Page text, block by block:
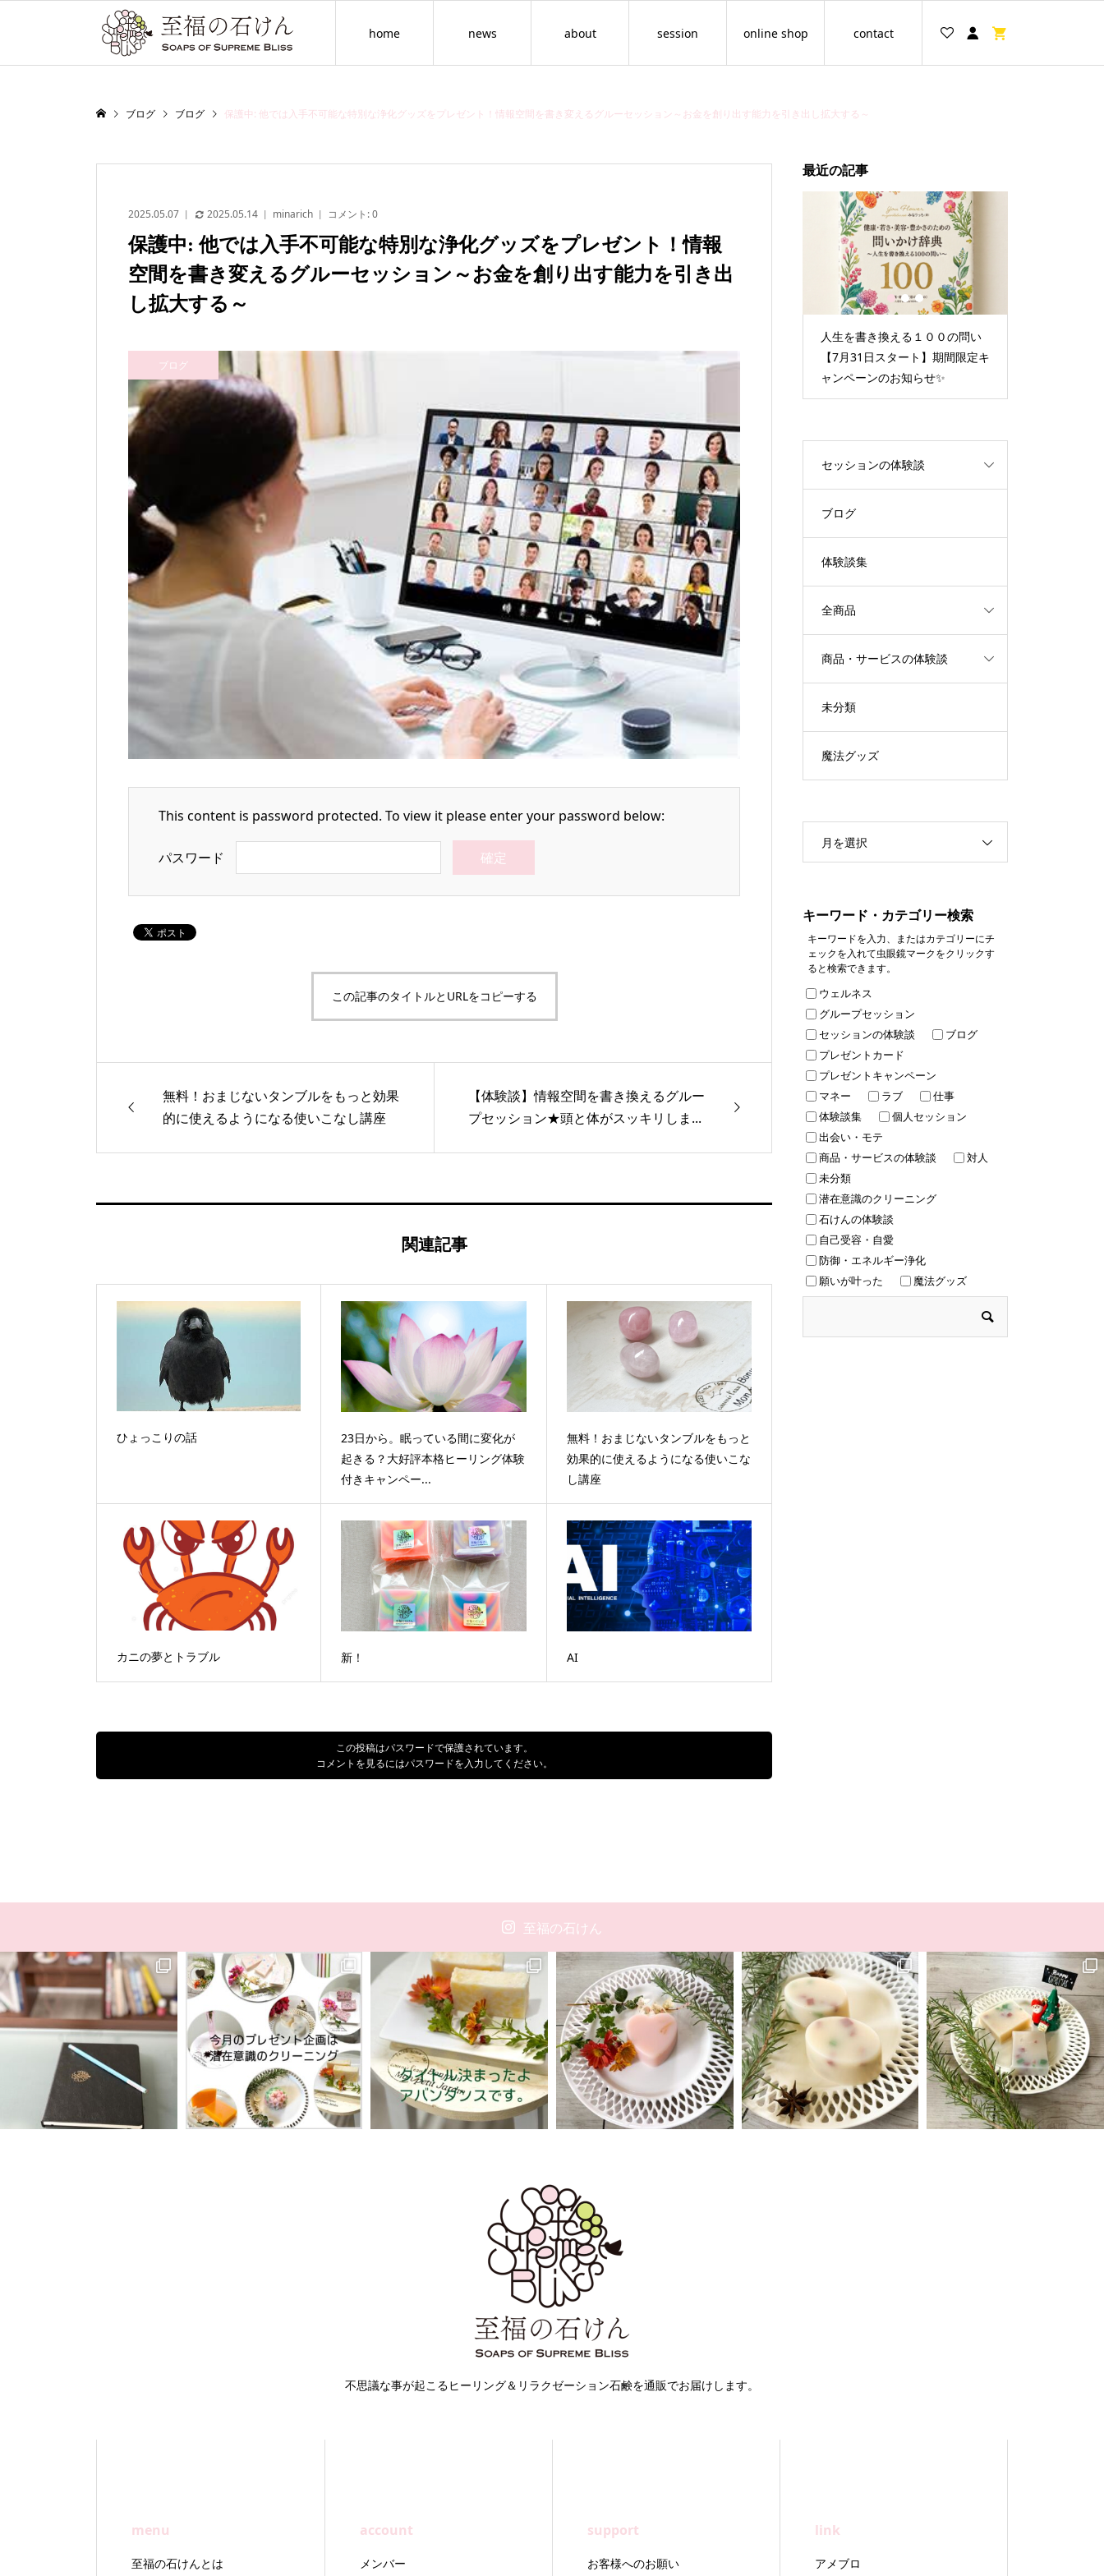
home news about session online shop contact
ブログ ブログ 保護中: 他では入手不可能な特別な浄化グッズをプレゼント！情報空間を書き変えるグルーセッション～お金を創り出す能力を引き出し拡大する～
2025.05.07 2025.05.14 minarich コメント:0
保護中: 他では入手不可能な特別な浄化グッズをプレゼント！情報
空間を書き変えるグルーセッション～お金を創り出す能力を引き出
し拡大する～
ブログ
This content is password protected. To view it please enter your password below:
パスワード
この記事のタイトルとURLをコピーする
無料！おまじないタンブルをもっと効果
的に使えるようになる使いこなし講座
【体験談】情報空間を書き換えるグルー
プセッション★頭と体がスッキリしま...
関連記事
ひょっこりの話
23日から。眠っている間に変化が
起きる？大好評本格ヒーリング体験
付きキャンペー...
無料！おまじないタンブルをもっと
効果的に使えるようになる使いこな
し講座
カニの夢とトラブル 新！ AI
この投稿はパスワードで保護されています。
コメントを見るにはパスワードを入力してください。
最近の記事
セッション（年齢の呪縛をほど
人生を書き換える１００の問い
【7月31日スタート】期間限定キ
ャンペーンのお知らせ✨
2 3
セッションの体験談
ブログ
体験談集
全商品
商品・サービスの体験談
未分類
魔法グッズ
月を選択
キーワード・カテゴリー検索
キーワードを入力、またはカテゴリーにチ
ェックを入れて虫眼鏡マークをクリックす
ると検索できます。
ウェルネス
グループセッション
セッションの体験談
ブログ
プレゼントカード
プレゼントキャンペーン
マネー
ラブ
仕事
体験談集
個人セッション
出会い・モテ
商品・サービスの体験談
対人
未分類
潜在意識のクリーニング
石けんの体験談
自己受容・自愛
防御・エネルギー浄化
願いが叶った
魔法グッズ
至福の石けん
不思議な事が起こるヒーリング＆リラクゼーション石鹸を通販でお届けします。
menu
至福の石けんとは
account
メンバー
support
お客様へのお願い
link
アメブロ